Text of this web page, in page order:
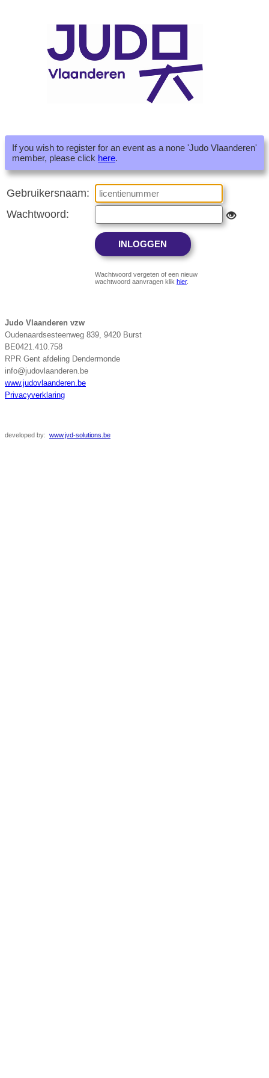
If you wish to register for an event as a none 'Judo Vlaanderen'
member, please click here.
Gebruikersnaam:
Wachtwoord:
Wachtwoord vergeten of een nieuw
wachtwoord aanvragen klik hier.
Judo Vlaanderen vzw
Oudenaardsesteenweg 839, 9420 Burst
BE0421.410.758
RPR Gent afdeling Dendermonde
info@judovlaanderen.be
www.judovlaanderen.be
Privacyverklaring
developed by: www.jvd-solutions.be